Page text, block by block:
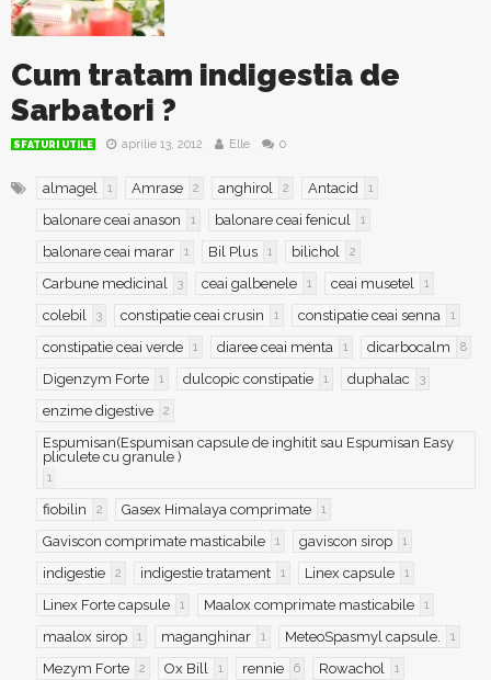
Cum tratam indigestia de
Sarbatori ?
SFATURI UTILE aprilie 13, 2012 Elle 0
almagel 1 Amrase 2 anghirol 2 Antacid 1
balonare ceai anason 1 balonare ceai fenicul 1
balonare ceai marar 1 Bil Plus 1 bilichol 2
Carbune medicinal 3 ceai galbenele 1 ceai musetel 1
colebil 3 constipatie ceai crusin 1 constipatie ceai senna 1
constipatie ceai verde 1 diaree ceai menta 1 dicarbocalm 8
Digenzym Forte 1 dulcopic constipatie 1 duphalac 3
enzime digestive 2
Espumisan(Espumisan capsule de inghitit sau Espumisan Easy
pliculete cu granule )
1
fiobilin 2 Gasex Himalaya comprimate 1
Gaviscon comprimate masticabile 1 gaviscon sirop 1
indigestie 2 indigestie tratament 1 Linex capsule 1
Linex Forte capsule 1 Maalox comprimate masticabile 1
maalox sirop 1 maganghinar 1 MeteoSpasmyl capsule. 1
Mezym Forte 2 Ox Bill 1 rennie 6 Rowachol 1